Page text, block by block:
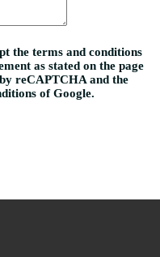
the terms and conditions
as stated on the page
reCAPTCHA and the
of Google.